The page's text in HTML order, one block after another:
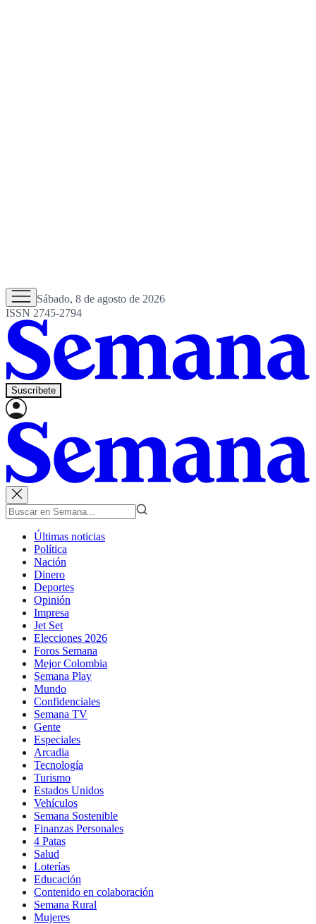
Sábado, 8 de agosto de 2026
ISSN 2745-2794
Suscríbete
Últimas noticias
Política
Nación
Dinero
Deportes
Opinión
Impresa
Jet Set
Elecciones 2026
Foros Semana
Mejor Colombia
Semana Play
Mundo
Confidenciales
Semana TV
Gente
Especiales
Arcadia
Tecnología
Turismo
Estados Unidos
Vehículos
Semana Sostenible
Finanzas Personales
4 Patas
Salud
Loterías
Educación
Contenido en colaboración
Semana Rural
Mujeres